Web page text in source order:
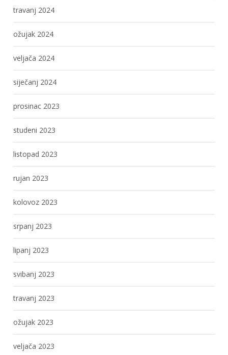
travanj 2024
ožujak 2024
veljača 2024
siječanj 2024
prosinac 2023
studeni 2023
listopad 2023
rujan 2023
kolovoz 2023
srpanj 2023
lipanj 2023
svibanj 2023
travanj 2023
ožujak 2023
veljača 2023